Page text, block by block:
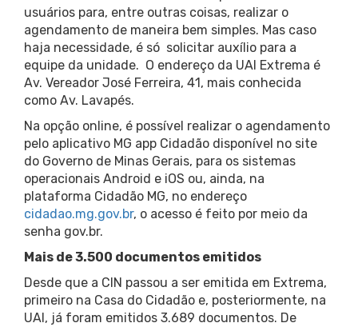
usuários para, entre outras coisas, realizar o
agendamento de maneira bem simples. Mas caso
haja necessidade, é só solicitar auxílio para a
equipe da unidade. O endereço da UAI Extrema é
Av. Vereador José Ferreira, 41, mais conhecida
como Av. Lavapés.
Na opção online, é possível realizar o agendamento
pelo aplicativo MG app Cidadão disponível no site
do Governo de Minas Gerais, para os sistemas
operacionais Android e iOS ou, ainda, na
plataforma Cidadão MG, no endereço
cidadao.mg.gov.br, o acesso é feito por meio da
senha gov.br.
Mais de 3.500 documentos emitidos
Desde que a CIN passou a ser emitida em Extrema,
primeiro na Casa do Cidadão e, posteriormente, na
UAI, já foram emitidos 3.689 documentos. De